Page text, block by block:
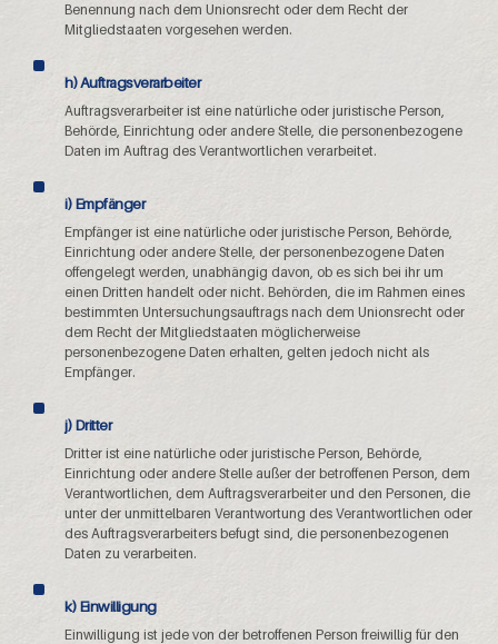
Benennung nach dem Unionsrecht oder dem Recht der
Mitgliedstaaten vorgesehen werden.
h) Auftragsverarbeiter
Auftragsverarbeiter ist eine natürliche oder juristische Person,
Behörde, Einrichtung oder andere Stelle, die personenbezogene
Daten im Auftrag des Verantwortlichen verarbeitet.
i) Empfänger
Empfänger ist eine natürliche oder juristische Person, Behörde,
Einrichtung oder andere Stelle, der personenbezogene Daten
offengelegt werden, unabhängig davon, ob es sich bei ihr um
einen Dritten handelt oder nicht. Behörden, die im Rahmen eines
bestimmten Untersuchungsauftrags nach dem Unionsrecht oder
dem Recht der Mitgliedstaaten möglicherweise
personenbezogene Daten erhalten, gelten jedoch nicht als
Empfänger.
j) Dritter
Dritter ist eine natürliche oder juristische Person, Behörde,
Einrichtung oder andere Stelle außer der betroffenen Person, dem
Verantwortlichen, dem Auftragsverarbeiter und den Personen, die
unter der unmittelbaren Verantwortung des Verantwortlichen oder
des Auftragsverarbeiters befugt sind, die personenbezogenen
Daten zu verarbeiten.
k) Einwilligung
Einwilligung ist jede von der betroffenen Person freiwillig für den